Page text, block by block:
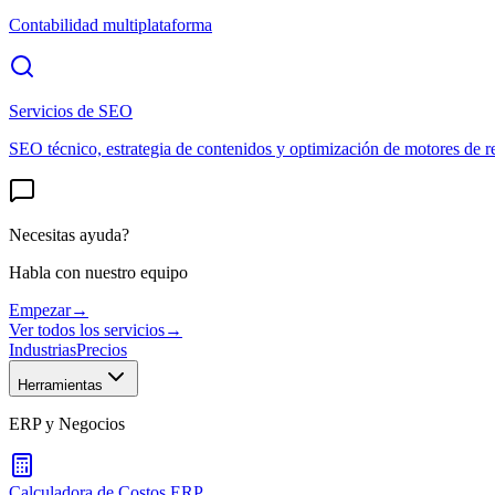
Contabilidad multiplataforma
Servicios de SEO
SEO técnico, estrategia de contenidos y optimización de motores de
Necesitas ayuda?
Habla con nuestro equipo
Empezar→
Ver todos los servicios→
IndustriasPrecios
Herramientas
ERP y Negocios